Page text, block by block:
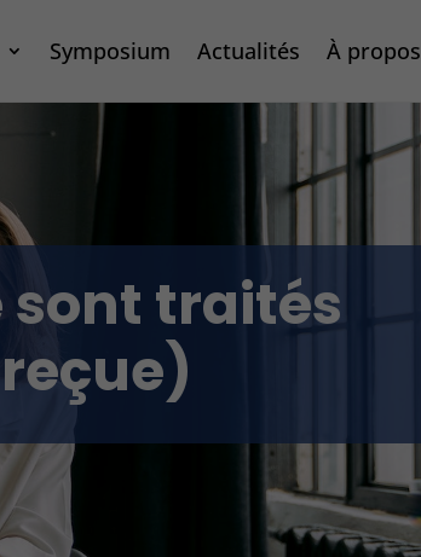
Symposium Actualités À propos
sont traités